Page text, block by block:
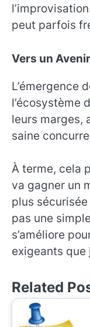
peut parfois
Vers un
L’émergence
l’écosystème
leurs marges,
saine
À terme, cela
va gagner un
plus sécurisée
pas une
s’améliore
exigeants que
Related